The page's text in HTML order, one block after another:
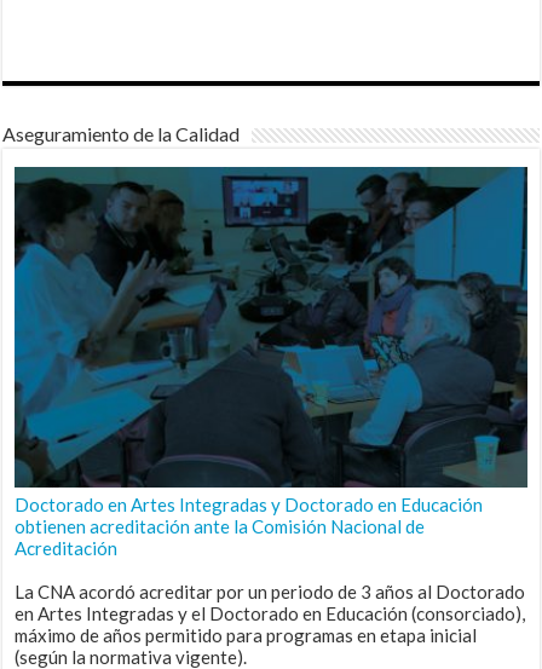
Aseguramiento de la Calidad
Doctorado en Artes Integradas y Doctorado en Educación
obtienen acreditación ante la Comisión Nacional de
Acreditación
La CNA acordó acreditar por un periodo de 3 años al Doctorado
en Artes Integradas y el Doctorado en Educación (consorciado),
máximo de años permitido para programas en etapa inicial
(según la normativa vigente).